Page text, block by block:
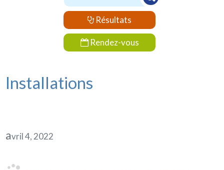
Résultats
Rendez-vous
Installations
avril 4, 2022